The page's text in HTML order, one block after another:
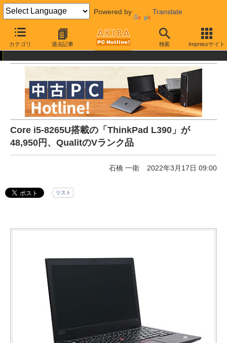
Powered by Translate
カテゴリ 過去記事 検索 Impressサイト
AKIBA PC Hotline! 中古・リユース品 中古パソコン
Core i5-8265U搭載の「ThinkPad L390」が
48,950円、QualitのVランク品
石橋 一衛 2022年3月17日 09:00
リスト